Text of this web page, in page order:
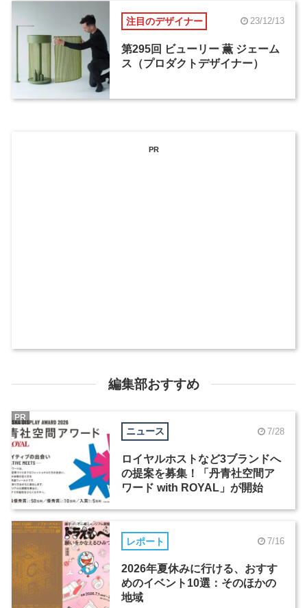
注目のデザイナー 23/12/13
第295回 ビューリー 薫 ジェーム
ス（プロダクトデザイナー）
PR
編集部おすすめ
ニュース 7/28
ロイヤルホストなど3ブランドへ
の提案を募集！「丹青社空間ア
ワード with ROYAL」が開始
PR
レポート 7/16
2026年夏休みに行ける、おすす
めのイベント10選：そのほかの
地域